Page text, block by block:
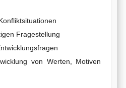
Fragestellung
von Werten, Motiven